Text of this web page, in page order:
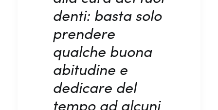
denti: basta solo
prendere
qualche buona
abitudine e
dedicare del
tempo ad alcuni